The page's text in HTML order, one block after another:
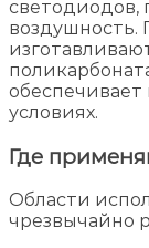
светодиодов,
воздушность.
условиях.
Где
Области
чрезвычайно